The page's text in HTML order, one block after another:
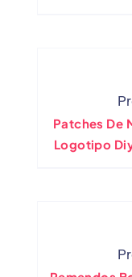
Patches De
Logotipo